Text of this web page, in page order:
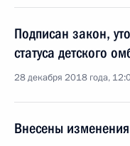
Подписан закон,
статуса детского
28 декабря 2018 года,
Внесены